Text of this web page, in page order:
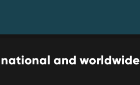
and worldwide